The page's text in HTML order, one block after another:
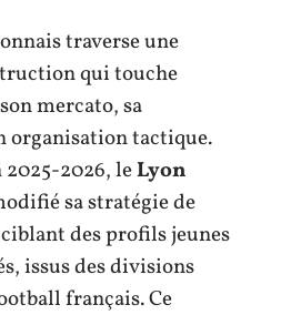
traverse une
qui touche
mercato, sa
organisation tactique.
2025-2026, leLyon
sa stratégie de
des profils jeunes
issus des divisions
français. Ce